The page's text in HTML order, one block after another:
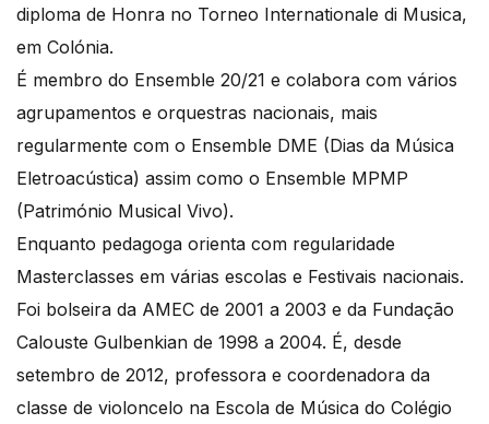
diploma de Honra no Torneo Internationale di Musica,
em Colónia.
É membro do Ensemble 20/21 e colabora com vários
agrupamentos e orquestras nacionais, mais
regularmente com o Ensemble DME (Dias da Música
Eletroacústica) assim como o Ensemble MPMP
(Património Musical Vivo).
Enquanto pedagoga orienta com regularidade
Masterclasses em várias escolas e Festivais nacionais.
Foi bolseira da AMEC de 2001 a 2003 e da Fundação
Calouste Gulbenkian de 1998 a 2004. É, desde
setembro de 2012, professora e coordenadora da
classe de violoncelo na Escola de Música do Colégio